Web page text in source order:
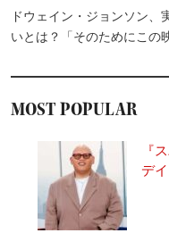
ドウェイン・ジョンソン、
いとは？「そのためにこの
MOST POPULAR
『
デ